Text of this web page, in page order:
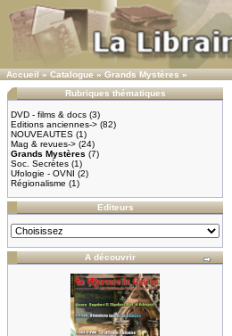
Accueil»Catalogue»Grands Mystères»
Rubriques thématiques
DVD - films & docs (3)
Editions anciennes-> (82)
NOUVEAUTES (1)
Mag & revues-> (24)
Grands Mystères (7)
Soc. Secrètes (1)
Ufologie - OVNI (2)
Régionalisme (1)
Editeurs
A découvrir